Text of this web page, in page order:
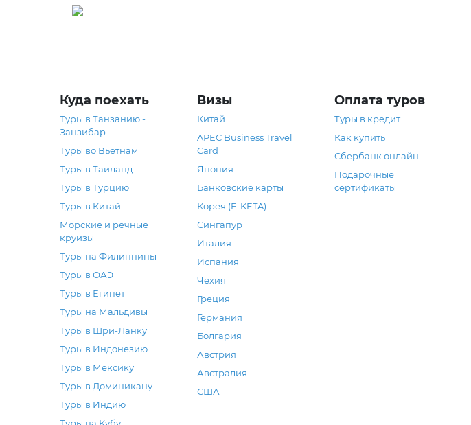
Куда поехать
Туры в Танзанию -
Занзибар
Туры во Вьетнам
Туры в Таиланд
Туры в Турцию
Туры в Китай
Морские и речные
круизы
Туры на Филиппины
Туры в ОАЭ
Туры в Египет
Туры на Мальдивы
Туры в Шри-Ланку
Туры в Индонезию
Туры в Мексику
Туры в Доминикану
Туры в Индию
Туры на Кубу
Визы
Китай
APEC Business Travel
Card
Япония
Банковские карты
Корея (E-KETA)
Сингапур
Италия
Испания
Чехия
Греция
Германия
Болгария
Австрия
Австралия
США
Оплата туров
Туры в кредит
Как купить
Сбербанк онлайн
Подарочные
сертификаты